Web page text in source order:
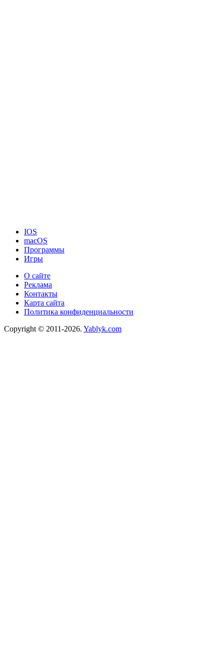
IOS
macOS
Программы
Игры
О сайте
Реклама
Контакты
Карта сайта
Политика конфиденциальности
Copyright © 2011-2026. Yablyk.сom